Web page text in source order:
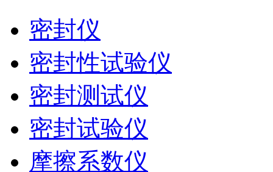
密封仪
密封性试验仪
密封测试仪
密封试验仪
摩擦系数仪